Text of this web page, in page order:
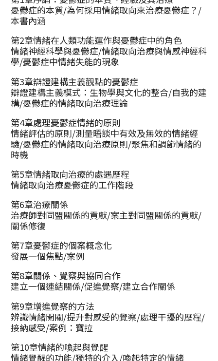
憂鬱症的本質/為何採用情緒取向來治療憂鬱症？/
本書內涵
第2章情緒在人類功能運作與憂鬱症中的角色
情緒神經科學與憂鬱症/情緒取向治療與情感神經科
學/憂鬱症中情緒失能的現象
第3章辯證建構主義觀點的憂鬱症
辯證建構主義模式：生物學與文化的整合/自我的建
構/憂鬱症的情緒取向治療理論
第4章處理憂鬱症情緒的原則
情緒評估的原則/測量晤談中有效及無效的情緒經
驗/憂鬱症的情緒取向治療原則/聚焦和調節情緒的
時機
第5章情緒取向治療的處遇歷程
情緒取向治療憂鬱症的工作階段
第6章治療關係
治療師對同盟關係的貢獻/案主對同盟關係的貢獻/
關係修復
第7章憂鬱症的個案概念化
發展一個焦點/案例
第8章關係、覺察與協同合作
建立一個連結關係/促進覺察/建立合作關係
第9章增進覺察的方法
辨識情緒開關/提升對感受的覺察/處理干擾的歷程/
接納感受/案例：寶拉
第10章情緒的喚起與覺醒
情緒覺醒的功能/獨特的介入/喚起特定的情緒